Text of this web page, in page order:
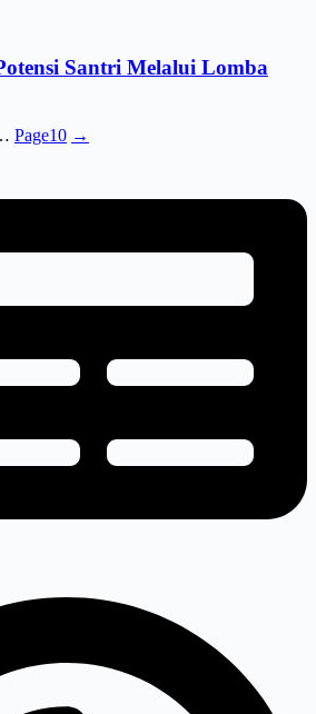
Santri Melalui Lomba
Page10 →